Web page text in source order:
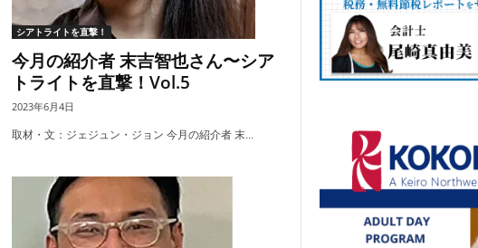
シアトライトを直撃！
今月の紹介者 末吉智也さん〜シア
トライトを直撃！Vol.5
2023年6月4日
取材・文：ジェジュン・ジョン 今月の紹介者 末...